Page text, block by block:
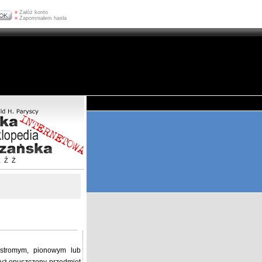
» Załóż konto
» Zapomniałem hasła
Ź Ż
pionowym lub